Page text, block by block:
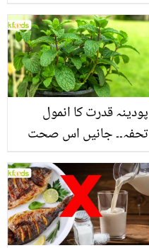
منرلز اور اینٹی آکسیڈنٹس
سے بھرپور اس سبزی کے
فائدے
پودینہ قدرت کا انمول
تحفہ۔۔ جانیں اس صحت
انگیز طبی فوائد